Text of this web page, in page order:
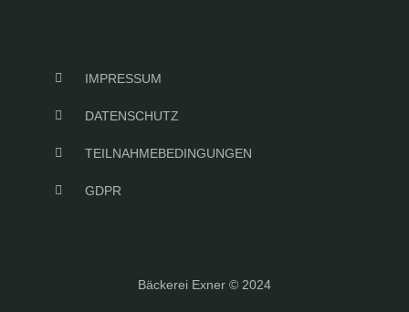
IMPRESSUM
DATENSCHUTZ
TEILNAHMEBEDINGUNGEN
GDPR
Bäckerei Exner © 2024